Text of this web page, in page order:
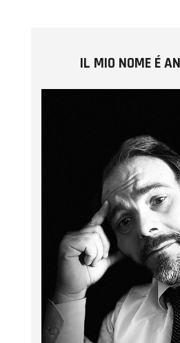
IL MIO NOME É